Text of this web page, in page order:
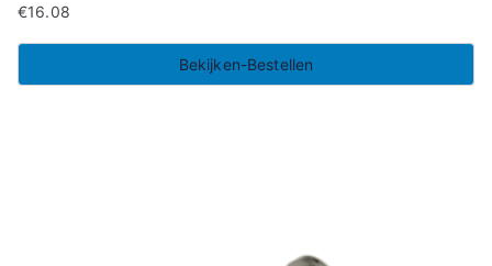
€16.08
Bekijken-Bestellen